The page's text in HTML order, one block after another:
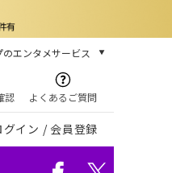
エンタメサービス
ム/CD/DVD
クス
籍
認 よくあるご質問
グイン / 会員登録